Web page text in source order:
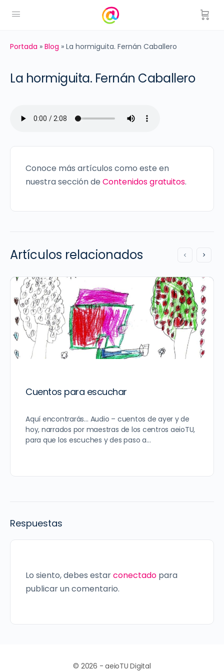
Portada » Blog » La hormiguita. Fernán Caballero
La hormiguita. Fernán Caballero
Conoce más artículos como este en
nuestra sección de Contenidos gratuitos.
Artículos relacionados
Cuentos para escuchar
Aquí encontrarás… Audio – cuentos de ayer y de
hoy, narrados por maestras de los centros aeioTU,
para que los escuches y des paso a…
Respuestas
Lo siento, debes estarconectado para
publicar un comentario.
© 2026 - aeioTU Digital